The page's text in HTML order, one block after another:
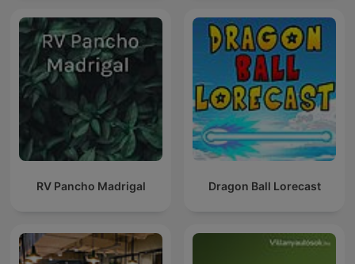
RV Pancho Madrigal Dragon Ball Lorecast